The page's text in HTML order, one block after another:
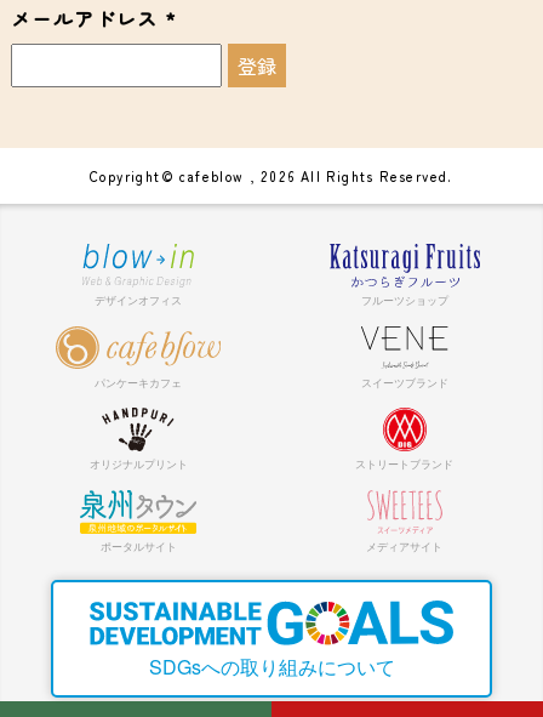
メールアドレス *
Copyright© cafeblow , 2026 All Rights Reserved.
SDGsへの取り組みについて